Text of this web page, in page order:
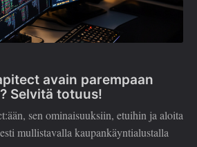
avain parempaan
Selvitä totuus!
sen ominaisuuksiin, etuihin ja aloita
mullistavalla kaupankäyntialustalla